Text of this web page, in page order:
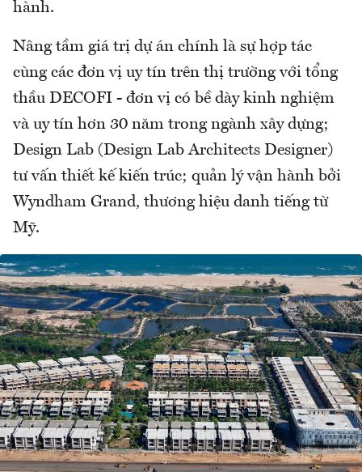
hành.
Nâng tầm giá trị dự án chính là sự hợp tác
cùng các đơn vị uy tín trên thị trường với tổng
thầu DECOFI - đơn vị có bề dày kinh nghiệm
và uy tín hơn 30 năm trong ngành xây dựng;
Design Lab (Design Lab Architects Designer)
tư vấn thiết kế kiến trúc; quản lý vận hành bởi
Wyndham Grand, thương hiệu danh tiếng từ
Mỹ.